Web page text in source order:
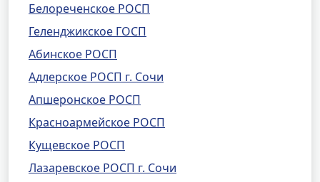
Белореченское РОСП
Геленджикское ГОСП
Абинское РОСП
Адлерское РОСП г. Сочи
Апшеронское РОСП
Красноармейское РОСП
Кущевское РОСП
Лазаревское РОСП г. Сочи